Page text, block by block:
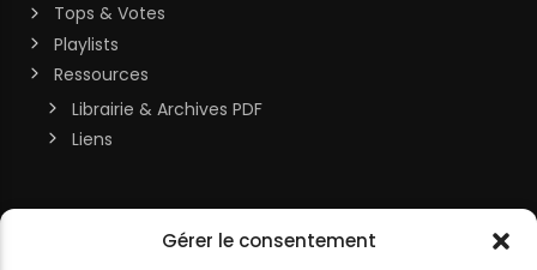
Gérer le consentement
Tops & Votes
Playlists
Ressources
Librairie & Archives PDF
Liens
MON COMPTE